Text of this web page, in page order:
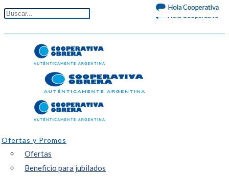
Ofertas y Promos
Ofertas
Beneficio para jubilados